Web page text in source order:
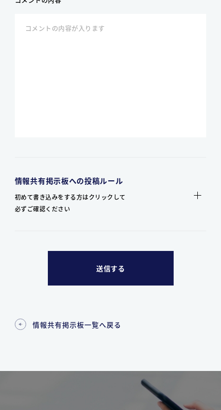
情報共有掲示板への投稿ルール
初めて書き込みをする方はクリックして
必ずご確認ください
情報共有掲示板一覧へ戻る